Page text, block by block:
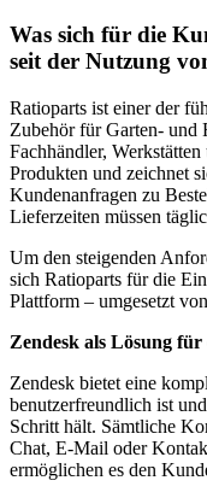
Was sich für die
seit der Nutzung
Ratioparts ist einer der
Zubehör für Garten- und
Fachhändler,
Produkten und zeichnet
Kundenanfragen zu
Lieferzeiten müssen
Um den steigenden
sich Ratioparts für die
Plattform – umgesetzt
Zendesk als Lösung
Zendesk bietet eine
benutzerfreundlich ist
Schritt hält. Sämtliche
Chat, E-Mail oder
ermöglichen es den